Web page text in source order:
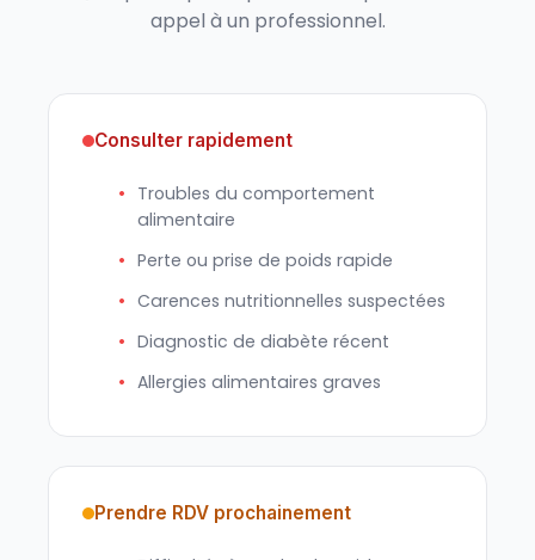
appel à un professionnel.
Consulter rapidement
Troubles du comportement
alimentaire
Perte ou prise de poids rapide
Carences nutritionnelles suspectées
Diagnostic de diabète récent
Allergies alimentaires graves
Prendre RDV prochainement